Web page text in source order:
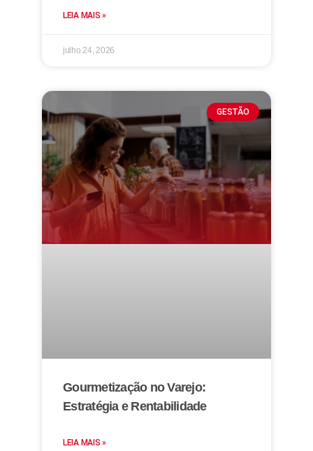
LEIA MAIS »
julho 24, 2026
GESTÃO
Gourmetização no Varejo:
Estratégia e Rentabilidade
LEIA MAIS »